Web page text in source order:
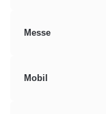
Messe
Mobil